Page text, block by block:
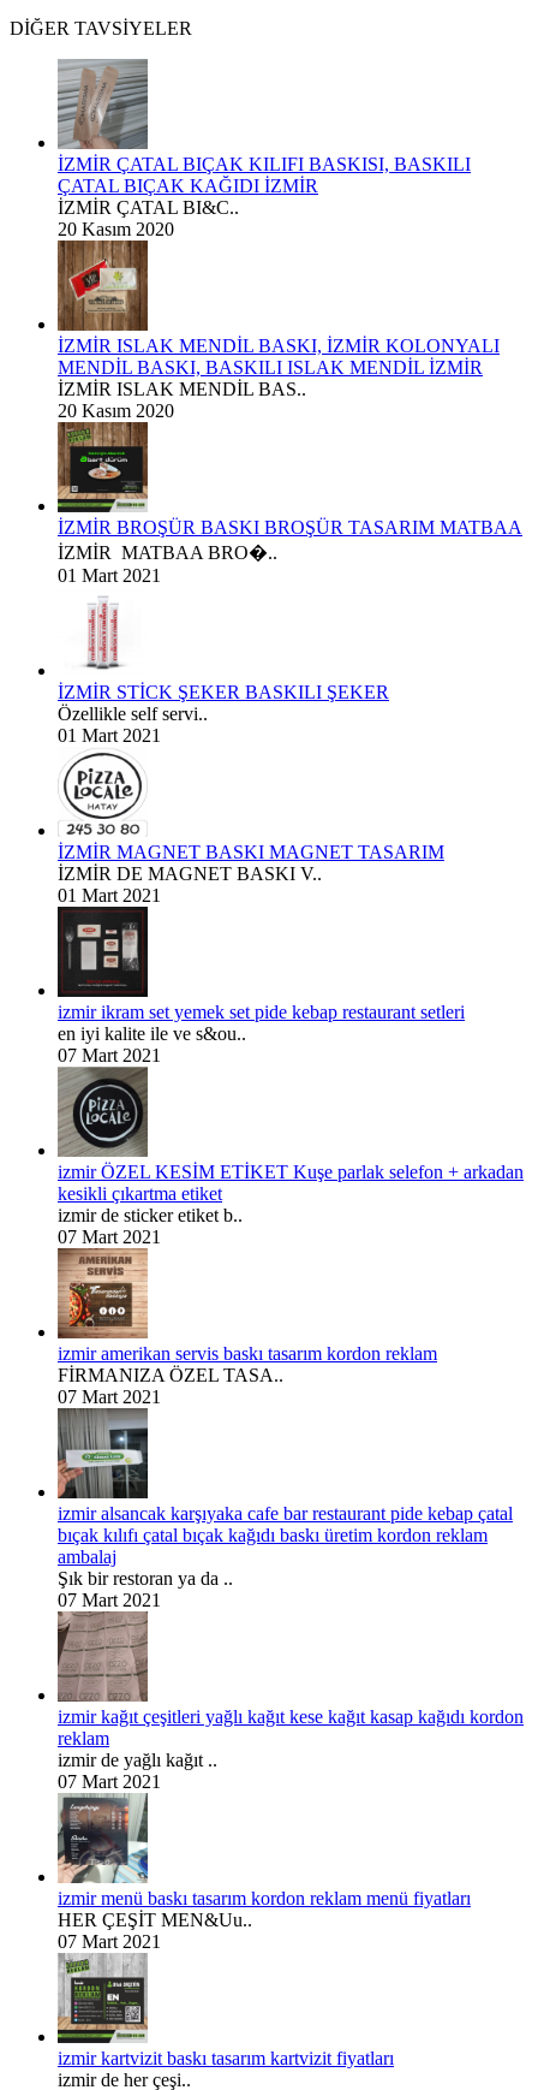
DİĞER TAVSİYELER
İZMİR ÇATAL BIÇAK KILIFI BASKISI, BASKILI
ÇATAL BIÇAK KAĞIDI İZMİR
İZMİR ÇATAL BI&C..
20 Kasım 2020
İZMİR ISLAK MENDİL BASKI, İZMİR KOLONYALI
MENDİL BASKI, BASKILI ISLAK MENDİL İZMİR
İZMİR ISLAK MENDİL BAS..
20 Kasım 2020
İZMİR BROŞÜR BASKI BROŞÜR TASARIM MATBAA
İZMİR MATBAA BRO�..
01 Mart 2021
İZMİR STİCK ŞEKER BASKILI ŞEKER
Özellikle self servi..
01 Mart 2021
İZMİR MAGNET BASKI MAGNET TASARIM
İZMİR DE MAGNET BASKI V..
01 Mart 2021
izmir ikram set yemek set pide kebap restaurant setleri
en iyi kalite ile ve s&ou..
07 Mart 2021
izmir ÖZEL KESİM ETİKET Kuşe parlak selefon + arkadan
kesikli çıkartma etiket
izmir de sticker etiket b..
07 Mart 2021
izmir amerikan servis baskı tasarım kordon reklam
FİRMANIZA ÖZEL TASA..
07 Mart 2021
izmir alsancak karşıyaka cafe bar restaurant pide kebap çatal
bıçak kılıfı çatal bıçak kağıdı baskı üretim kordon reklam
ambalaj
Şık bir restoran ya da ..
07 Mart 2021
izmir kağıt çeşitleri yağlı kağıt kese kağıt kasap kağıdı kordon
reklam
izmir de yağlı kağıt ..
07 Mart 2021
izmir menü baskı tasarım kordon reklam menü fiyatları
HER ÇEŞİT MEN&Uu..
07 Mart 2021
izmir kartvizit baskı tasarım kartvizit fiyatları
izmir de her çeşi..